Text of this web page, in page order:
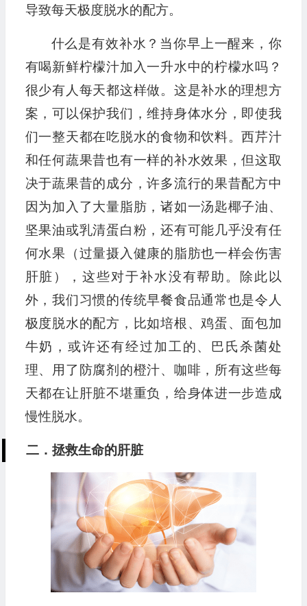
导致每天极度脱水的配方。
什么是有效补水？当你早上一醒来，你
有喝新鲜柠檬汁加入一升水中的柠檬水吗？
很少有人每天都这样做。这是补水的理想方
案，可以保护我们，维持身体水分，即使我
们一整天都在吃脱水的食物和饮料。西芹汁
和任何蔬果昔也有一样的补水效果，但这取
决于蔬果昔的成分，许多流行的果昔配方中
因为加入了大量脂肪，诸如一汤匙椰子油、
坚果油或乳清蛋白粉，还有可能几乎没有任
何水果（过量摄入健康的脂肪也一样会伤害
肝脏），这些对于补水没有帮助。除此以
外，我们习惯的传统早餐食品通常也是令人
极度脱水的配方，比如培根、鸡蛋、面包加
牛奶，或许还有经过加工的、巴氏杀菌处
理、用了防腐剂的橙汁、咖啡，所有这些每
天都在让肝脏不堪重负，给身体进一步造成
慢性脱水。
二．拯救生命的肝脏